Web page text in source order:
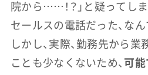
院から……！？」と疑ってしま
セールスの電話だった、な
しかし、実際、勤務先から
ことも少なくないため、 可